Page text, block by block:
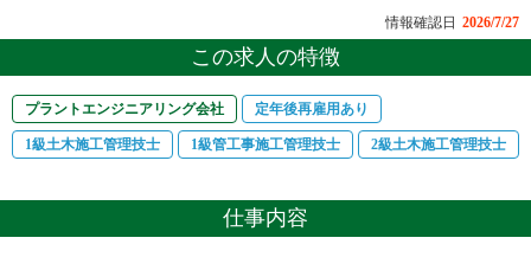
情報確認日 2026/7/27
この求人の特徴
プラントエンジニアリング会社 定年後再雇用あり
1級土木施工管理技士 1級管工事施工管理技士 2級土木施工管理技士
仕事内容